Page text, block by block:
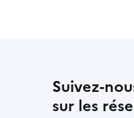
Suivez-
sur les